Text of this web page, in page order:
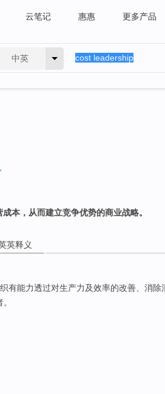
云笔记 惠惠 更多产品
中英
本，从而建立竞争优势的商业战略。
英释义
有能力透过对生产力及效率的改善、消除